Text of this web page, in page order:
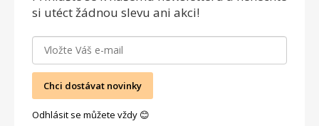
si utéct žádnou slevu ani akci!
Chci dostávat novinky
Odhlásit se můžete vždy 😊